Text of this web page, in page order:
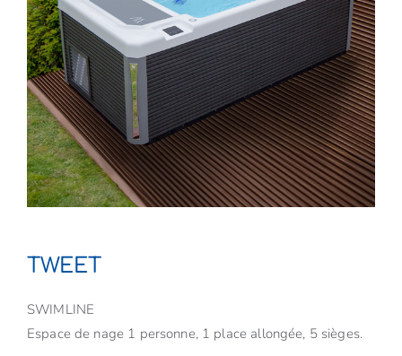
TWEET
SWIMLINE
Espace de nage 1 personne, 1 place allongée, 5 sièges.